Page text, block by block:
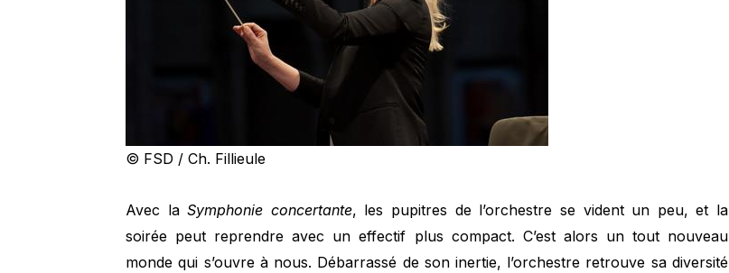
© FSD / Ch. Fillieule
Avec laSymphonie concertante, les pupitres de l’orchestre se vident un peu, et la
soirée peut reprendre avec un effectif plus compact. C’est alors un tout nouveau
monde qui s’ouvre à nous. Débarrassé de son inertie, l’orchestre retrouve sa diversité